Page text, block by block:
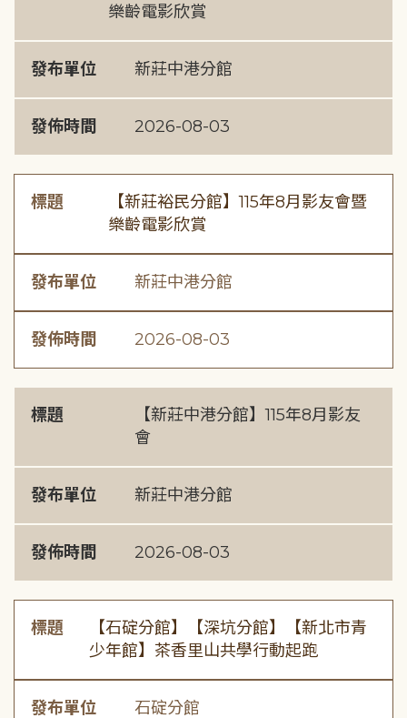
樂齡電影欣賞
發布單位 新莊中港分館
發佈時間 2026-08-03
標題
【新莊裕民分館】115年8月影友會暨
樂齡電影欣賞
發布單位 新莊中港分館
發佈時間 2026-08-03
標題
【新莊中港分館】115年8月影友
會
發布單位 新莊中港分館
發佈時間 2026-08-03
標題
【石碇分館】【深坑分館】【新北市青
少年館】茶香里山共學行動起跑
發布單位 石碇分館